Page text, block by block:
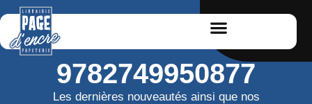
9782749950877
Les dernières nouveautés ainsi que nos